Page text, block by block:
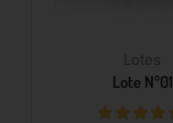
Lotes
Lote Nº01